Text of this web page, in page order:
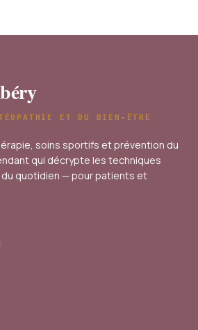
ET DU BIEN-ÊTRE
soins sportifs et prévention du
qui décrypte les techniques
du quotidien — pour patients et